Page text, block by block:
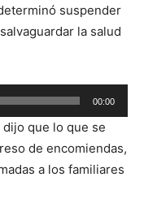
suspender
la salud
00:00
que lo que se
de encomiendas,
a los familiares